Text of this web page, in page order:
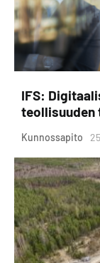
IFS:
teollisuuden
Kunnossapito